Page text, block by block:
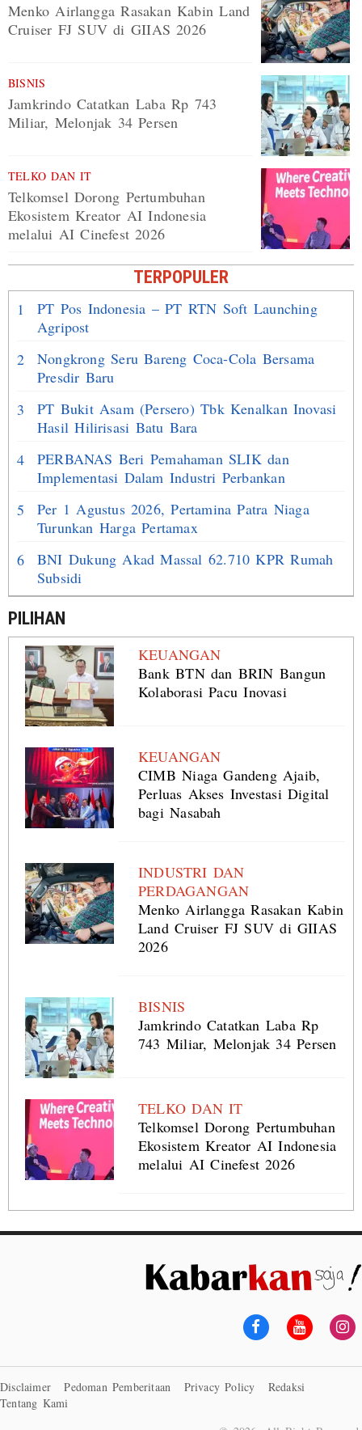
Menko Airlangga Rasakan Kabin Land
Cruiser FJ SUV di GIIAS 2026
BISNIS
Jamkrindo Catatkan Laba Rp 743
Miliar, Melonjak 34 Persen
TELKO DAN IT
Telkomsel Dorong Pertumbuhan
Ekosistem Kreator AI Indonesia
melalui AI Cinefest 2026
TERPOPULER
1
PT Pos Indonesia – PT RTN Soft Launching
Agripost
2
Nongkrong Seru Bareng Coca-Cola Bersama
Presdir Baru
3
PT Bukit Asam (Persero) Tbk Kenalkan Inovasi
Hasil Hilirisasi Batu Bara
4
PERBANAS Beri Pemahaman SLIK dan
Implementasi Dalam Industri Perbankan
5
Per 1 Agustus 2026, Pertamina Patra Niaga
Turunkan Harga Pertamax
6
BNI Dukung Akad Massal 62.710 KPR Rumah
Subsidi
PILIHAN
KEUANGAN
Bank BTN dan BRIN Bangun
Kolaborasi Pacu Inovasi
KEUANGAN
CIMB Niaga Gandeng Ajaib,
Perluas Akses Investasi Digital
bagi Nasabah
INDUSTRI DAN
PERDAGANGAN
Menko Airlangga Rasakan Kabin
Land Cruiser FJ SUV di GIIAS
2026
BISNIS
Jamkrindo Catatkan Laba Rp
743 Miliar, Melonjak 34 Persen
TELKO DAN IT
Telkomsel Dorong Pertumbuhan
Ekosistem Kreator AI Indonesia
melalui AI Cinefest 2026
Disclaimer Pedoman Pemberitaan Privacy Policy
Redaksi
Tentang Kami